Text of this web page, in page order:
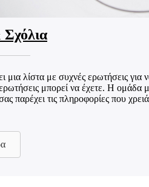
μια λίστα με συχνές ερωτήσεις για
μπορεί να έχετε. Η ομάδα
παρέχει τις πληροφορίες που